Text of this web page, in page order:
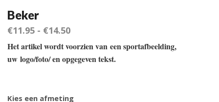
Beker
€11.95 - €14.50
Het artikel wordt voorzien van een sportafbeelding,
uw logo/foto/ en opgegeven tekst.
Kies een afmeting